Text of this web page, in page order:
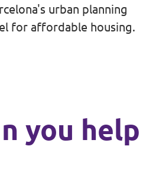
urban planning
for affordable housing.
you help